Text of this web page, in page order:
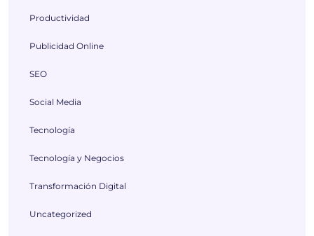
Productividad
Publicidad Online
SEO
Social Media
Tecnología
Tecnología y Negocios
Transformación Digital
Uncategorized